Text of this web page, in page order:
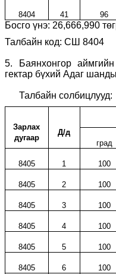
8404 41 96
Босго үнэ: 26,666,990
Талбайн код: СШ 8404
5.
Баянхонгор
гектар бүхий Адаг
Талбайн солбицлууд:
Зарлах
дугаар
Д/д
град
8405 1 100
8405 2 100
8405 3 100
8405 4 100
8405 5 100
8405 6 100